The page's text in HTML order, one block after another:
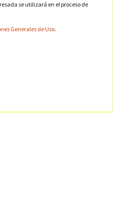
se utilizará en el proceso de
Generales de Uso.